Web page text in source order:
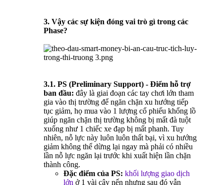
3. Vậy các sự kiện đóng vai trò gì trong các
Phase?
3.1. PS (Preliminary Support) - Điểm hỗ trợ
ban đầu: đây là giai đoạn các tay chơi lớn tham
gia vào thị trường để ngăn chặn xu hướng tiếp
tục giảm, họ mua vào 1 lượng cổ phiếu khổng lồ
giúp ngăn chặn thị trường không bị mất đà tuột
xuống như 1 chiếc xe đạp bị mất phanh. Tuy
nhiên, nỗ lực này luôn luôn thất bại, vì xu hướng
giảm không thể dừng lại ngay mà phải có nhiều
lần nỗ lực ngăn lại trước khi xuất hiện lần chặn
thành công.
Đặc điểm của PS: khối lượng giao dịch
lớn ở 1 vài cây nến nhưng sau đó vẫn